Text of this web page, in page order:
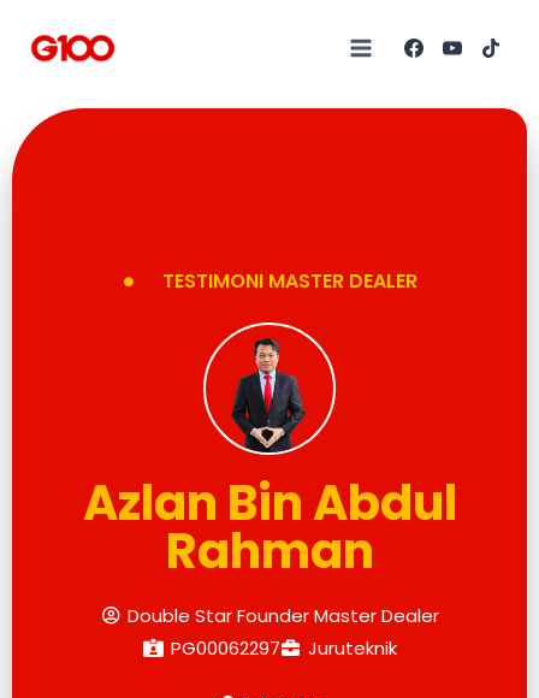
TESTIMONI MASTER DEALER
Azlan Bin Abdul
Rahman
Double Star Founder Master Dealer
PG00062297
Juruteknik